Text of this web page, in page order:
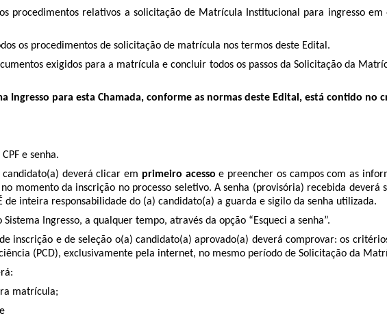
procedimentos relativos a solicitação de Matrícula Institucional para ingresso em
os procedimentos de solicitação de matrícula nos termos deste Edital.
exigidos para a matrícula e concluir todos os passos da Solicitação da
Ingresso para esta Chamada, conforme as normas deste Edital, está contido no
e senha.
deverá clicar em primeiro acesso e preencher os campos com as
momento da inscrição no processo seletivo. A senha (provisória) recebida
inteira responsabilidade do (a) candidato(a) a guarda e sigilo da senha utilizada.
Ingresso, a qualquer tempo, através da opção “Esqueci a senha”.
inscrição e de seleção o(a) candidato(a) aprovado(a) deverá comprovar: os
(PCD), exclusivamente pela internet, no mesmo período de Solicitação da
matrícula;